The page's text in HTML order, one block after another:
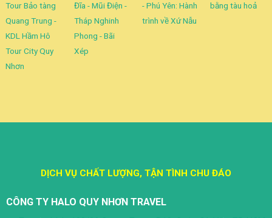
Tour Bảo tàng
Quang Trung -
KDL Hầm Hô
Tour City Quy
Nhơn
Đĩa - Mũi Điện -
Tháp Nghinh
Phong - Bãi
Xép
- Phú Yên: Hành
trình về Xứ Nẫu
bằng tàu hoả
DỊCH VỤ CHẤT LƯỢNG, TẬN TÌNH CHU ĐÁO
CÔNG TY HALO QUY NHƠN TRAVEL